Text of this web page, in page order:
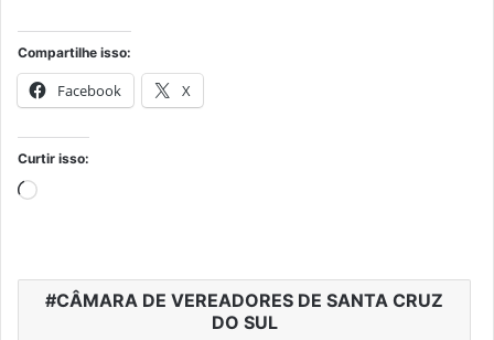
Compartilhe isso:
Facebook X
Curtir isso:
Carregando...
CÂMARA DE VEREADORES DE SANTA CRUZ
DO SUL